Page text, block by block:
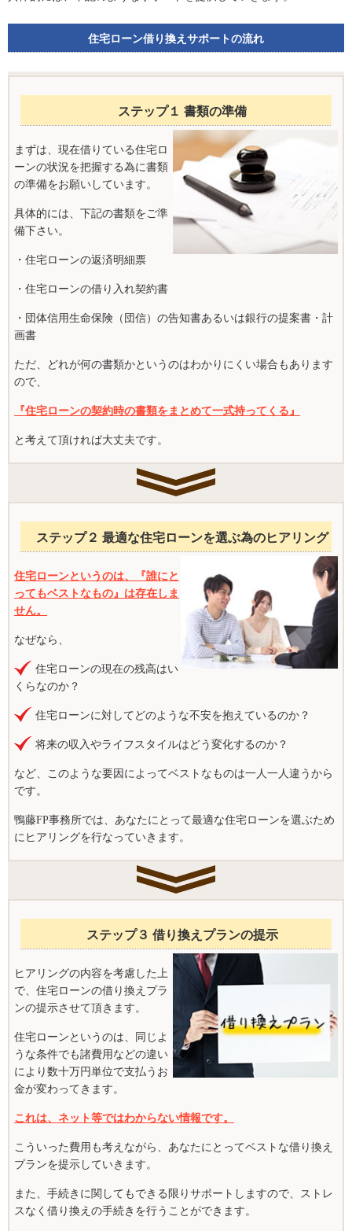
住宅ローン借り換えサポートの流れ
ステップ１ 書類の準備
まずは、現在借りている住宅ロ
ーンの状況を把握する為に書類
の準備をお願いしています。
具体的には、下記の書類をご準
備下さい。
・住宅ローンの返済明細票
・住宅ローンの借り入れ契約書
・団体信用生命保険（団信）の告知書あるいは銀行の提案書・計
画書
ただ、どれが何の書類かというのはわかりにくい場合もあります
ので、
『住宅ローンの契約時の書類をまとめて一式持ってくる』
と考えて頂ければ大丈夫です。
ステップ２ 最適な住宅ローンを選ぶ為のヒアリング
住宅ローンというのは、『誰にと
ってもベストなもの』は存在しま
せん。
なぜなら、
住宅ローンの現在の残高はい
くらなのか？
住宅ローンに対してどのような不安を抱えているのか？
将来の収入やライフスタイルはどう変化するのか？
など、このような要因によってベストなものは一人一人違うから
です。
鴨藤FP事務所では、あなたにとって最適な住宅ローンを選ぶため
にヒアリングを行なっていきます。
ステップ３ 借り換えプランの提示
ヒアリングの内容を考慮した上
で、住宅ローンの借り換えプラ
ンの提示させて頂きます。
住宅ローンというのは、同じよ
うな条件でも諸費用などの違い
により数十万円単位で支払うお
金が変わってきます。
これは、ネット等ではわからない情報です。
こういった費用も考えながら、あなたにとってベストな借り換え
プランを提示していきます。
また、手続きに関してもできる限りサポートしますので、ストレ
スなく借り換えの手続きを行うことができます。